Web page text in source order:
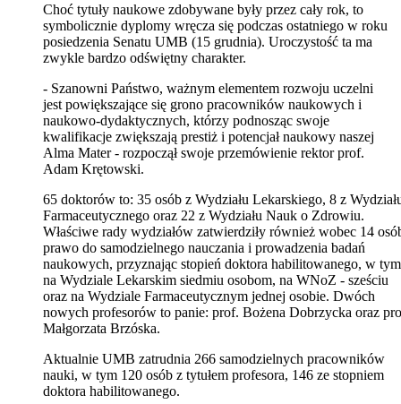
Choć tytuły naukowe zdobywane były przez cały rok, to
symbolicznie dyplomy wręcza się podczas ostatniego w roku
posiedzenia Senatu UMB (15 grudnia). Uroczystość ta ma
zwykle bardzo odświętny charakter.
- Szanowni Państwo, ważnym elementem rozwoju uczelni
jest powiększające się grono pracowników naukowych i
naukowo-dydaktycznych, którzy podnosząc swoje
kwalifikacje zwiększają prestiż i potencjał naukowy naszej
Alma Mater - rozpoczął swoje przemówienie rektor prof.
Adam Krętowski.
65 doktorów to: 35 osób z Wydziału Lekarskiego, 8 z
Farmaceutycznego oraz 22 z Wydziału Nauk o Zdrowiu.
Właściwe rady wydziałów zatwierdziły również wobec 14
prawo do samodzielnego nauczania i prowadzenia badań
naukowych, przyznając stopień doktora habilitowanego, w tym
na Wydziale Lekarskim siedmiu osobom, na WNoZ - sześciu
oraz na Wydziale Farmaceutycznym jednej osobie. Dwóch
nowych profesorów to panie: prof. Bożena Dobrzycka oraz
Małgorzata Brzóska.
Aktualnie UMB zatrudnia 266 samodzielnych pracowników
nauki, w tym 120 osób z tytułem profesora, 146 ze stopniem
doktora habilitowanego.